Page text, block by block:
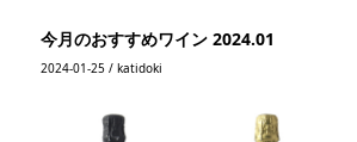
今月のおすすめワイン 2024.01
2024-01-25 / katidoki